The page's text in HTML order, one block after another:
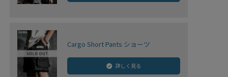
Cargo Short Pants ショーツ
詳しく見る